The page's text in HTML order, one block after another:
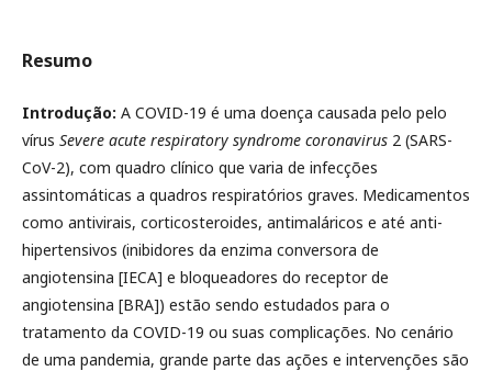
Resumo
Introdução: A COVID-19 é uma doença causada pelo pelo
vírus Severe acute respiratory syndrome coronavirus 2 (SARS-
CoV-2), com quadro clínico que varia de infecções
assintomáticas a quadros respiratórios graves. Medicamentos
como antivirais, corticosteroides, antimaláricos e até anti-
hipertensivos (inibidores da enzima conversora de
angiotensina [IECA] e bloqueadores do receptor de
angiotensina [BRA]) estão sendo estudados para o
tratamento da COVID-19 ou suas complicações. No cenário
de uma pandemia, grande parte das ações e intervenções são